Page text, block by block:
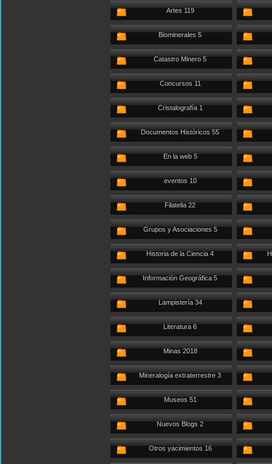
Artes 119
Biominerales 5
Catastro Minero 5
Concursos 11
Cristalografía 1
Documentos Históricos 55
En la web 5
eventos 10
Filatelia 22
Grupos y Asociaciones 5
Historia de la Ciencia 4
Información Geográfica 5
Lampistería 34
Literatura 6
Minas 2018
Mineralogía extraterrestre 3
Museos 51
Nuevos Blogs 2
Otros yacimientos 16